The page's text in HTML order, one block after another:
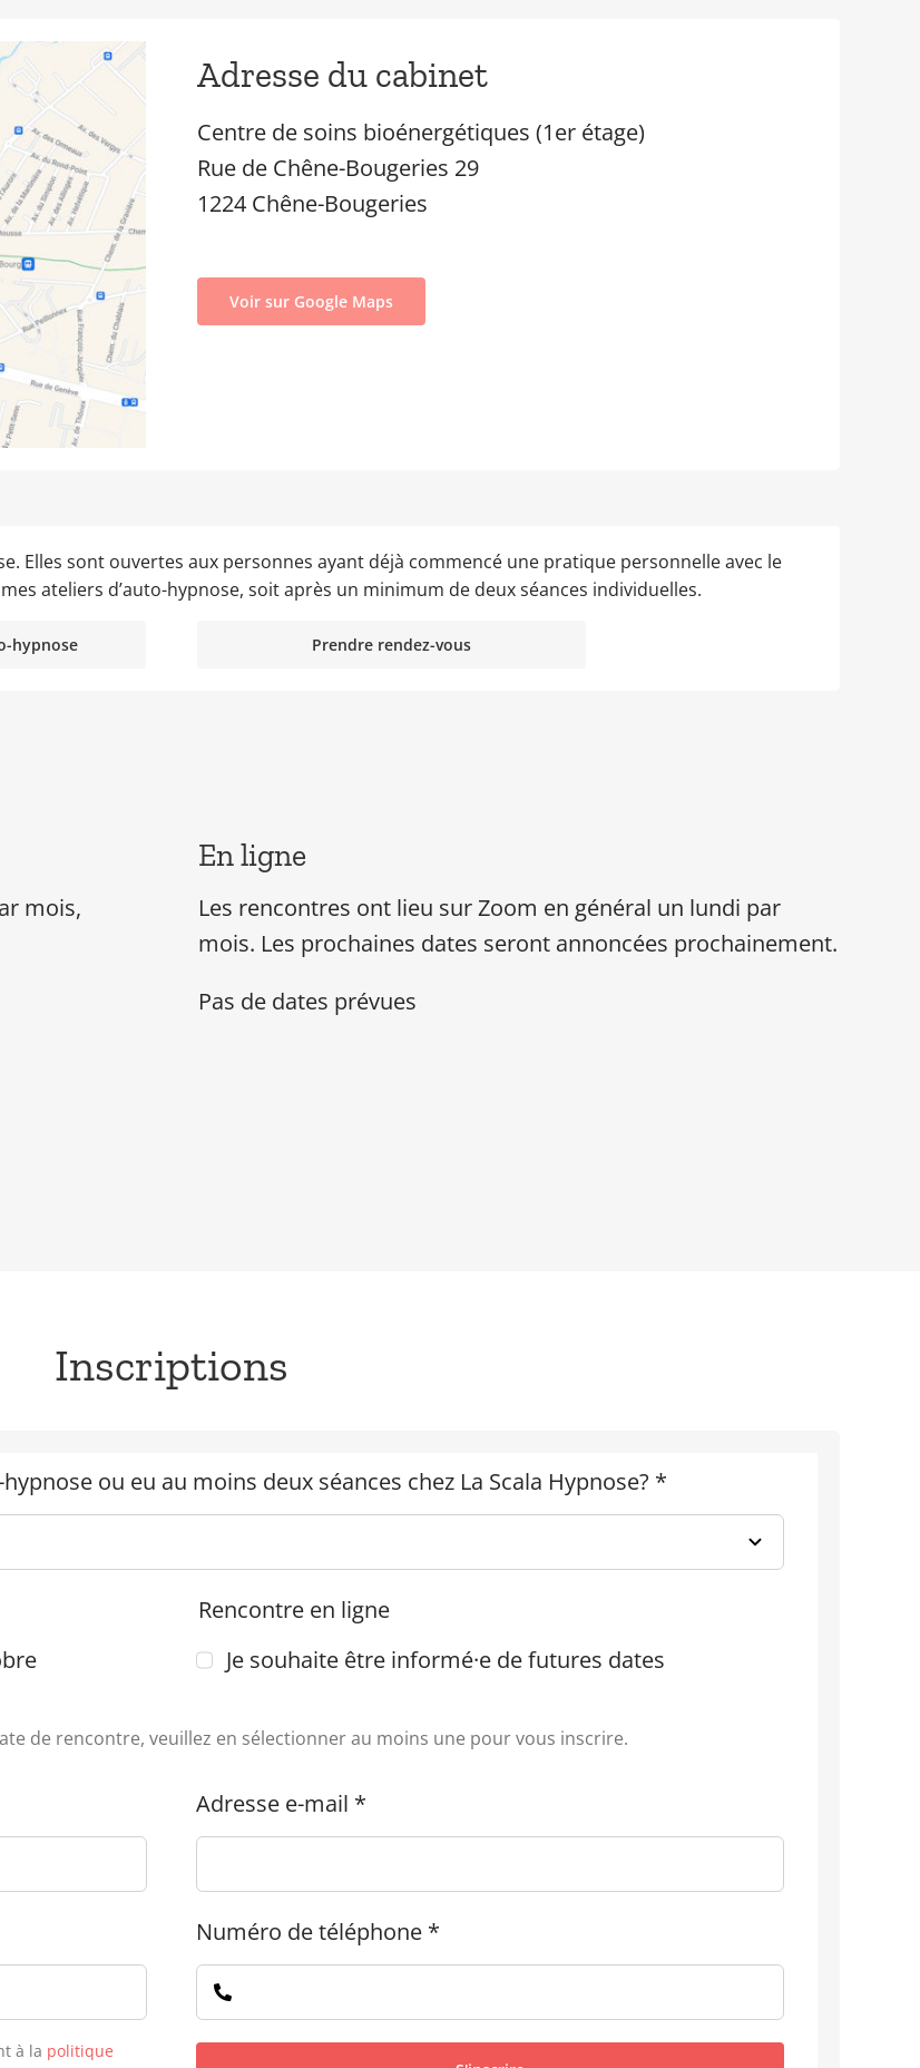
Adresse du cabinet
Centre de soins bioénergétiques (1er étage)
Rue de Chêne-Bougeries 29
1224 Chêne-Bougeries
Voir sur Google Maps
Elles sont ouvertes aux personnes ayant déjà commencé une pratique personnelle avec le
ateliers d’auto-hypnose, soit après un minimum de deux séances individuelles.
hypnose Prendre rendez-vous
mois,
En ligne
Les rencontres ont lieu sur Zoom en général un lundi par
mois. Les prochaines dates seront annoncées prochainement.
Pas de dates prévues
Inscriptions
ou eu au moins deux séances chez La Scala Hypnose? *
Rencontre en ligne
Je souhaite être informé·e de futures dates
de rencontre, veuillez en sélectionner au moins une pour vous inscrire.
à la politique
Adresse e-mail *
Numéro de téléphone *